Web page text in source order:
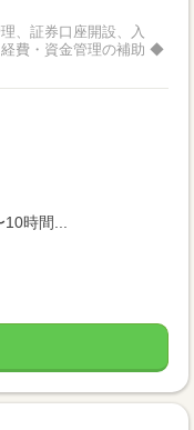
費・資金管理の補助 ◆
時間...